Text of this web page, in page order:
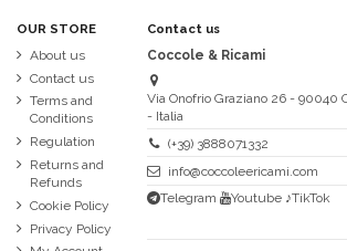
OUR STORE
About us
Contact us
Terms and
Conditions
Regulation
Returns and
Refunds
Cookie Policy
Privacy Policy
Contact us
Coccole & Ricami
Via Onofrio Graziano 26 - 90040
- Italia
(+39) 3888071332
info@coccoleericami.com
Telegram
Youtube ♪TikTok